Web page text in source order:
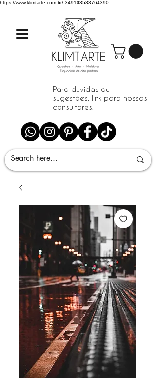
https://www.klimtarte.com.br/ 349103533764390
Para dúvidas ou
sugestões, link para nossos
consultores.